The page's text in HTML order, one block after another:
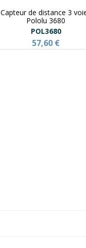
Capteur de distance 3
Pololu 3680
POL3680
57,60 €